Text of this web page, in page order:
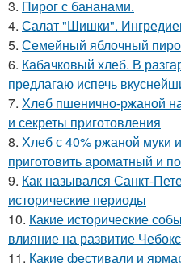
3. Пирог с бананами.
4. Салат "Шишки".
5. Семейный яблочный
6. Кабачковый хлеб. В
предлагаю испечь
7. Хлеб пшенично-ржаной
и секреты приготовления
8. Хлеб с 40% ржаной муки
приготовить ароматный и
9. Как назывался Санкт-
исторические периоды
10. Какие исторические
влияние на развитие
11. Какие фестивали и